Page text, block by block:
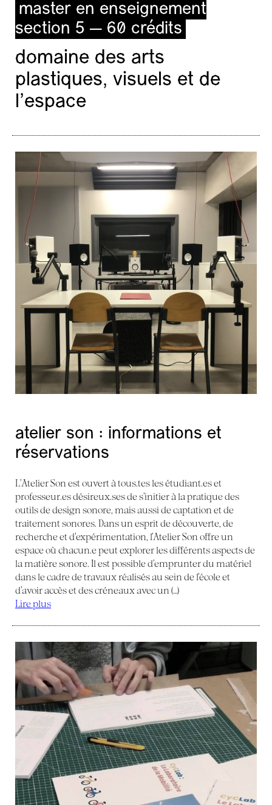
master en enseignement
section 5 — 60 crédits
domaine des arts
plastiques, visuels et de
l’espace
atelier son : informations et
réservations
L’Atelier Son est ouvert à tous.tes les étudiant.es et
professeur.es désireux.ses de s’initier à la pratique des
outils de design sonore, mais aussi de captation et de
traitement sonores. Dans un esprit de découverte, de
recherche et d’expérimentation, l’Atelier Son offre un
espace où chacun.e peut explorer les différents aspects de
la matière sonore. Il est possible d’emprunter du matériel
dans le cadre de travaux réalisés au sein de l’école et
d’avoir accès et des créneaux avec un (…)
Lire plus